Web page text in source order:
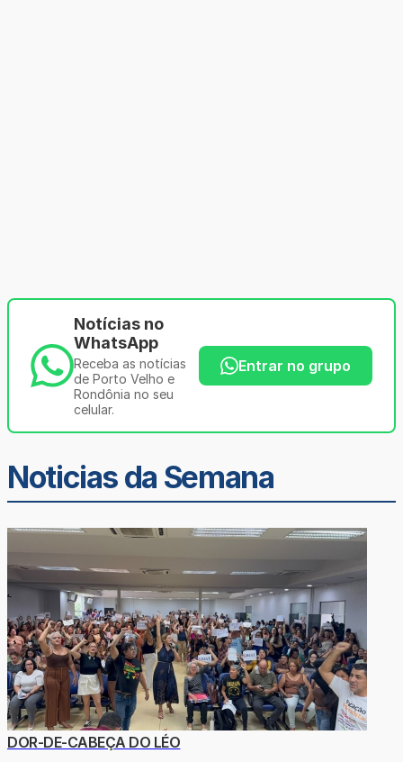
Notícias no
WhatsApp
Receba as notícias
de Porto Velho e
Rondônia no seu
celular.
Entrar no grupo
Noticias da Semana
DOR-DE-CABEÇA DO LÉO